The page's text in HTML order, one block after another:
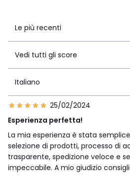
Le più recenti
Vedi tutti gli score
Italiano
25/02/2024
Esperienza perfetta!
La mia esperienza è stata
selezione di prodotti, processo di
trasparente, spedizione veloce e
impeccabile. A mio giudizio